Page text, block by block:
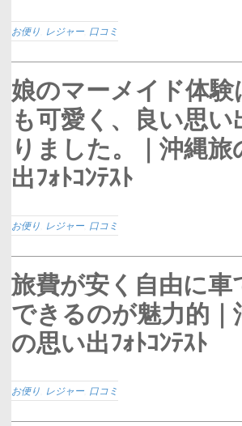
お便り レジャー 口コミ
娘のマーメイド体験
も可愛く、良い思い
りました。｜沖縄旅
出ﾌｫﾄｺﾝﾃｽﾄ
お便り レジャー 口コミ
旅費が安く自由に車
できるのが魅力的｜
の思い出ﾌｫﾄｺﾝﾃｽﾄ
お便り レジャー 口コミ